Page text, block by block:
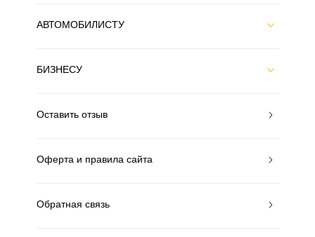
АВТОМОБИЛИСТУ
БИЗНЕСУ
Оставить отзыв
Оферта и правила сайта
Обратная связь